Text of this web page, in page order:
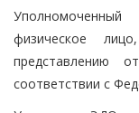
физическое
представлению
соответствии с